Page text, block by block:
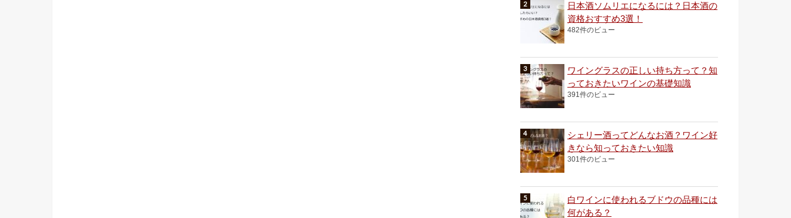
日本酒ソムリエになるには？日本酒の
資格おすすめ3選！
482件のビュー
ワイングラスの正しい持ち方って？知
っておきたいワインの基礎知識
391件のビュー
シェリー酒ってどんなお酒？ワイン好
きなら知っておきたい知識
301件のビュー
白ワインに使われるブドウの品種には
何がある？